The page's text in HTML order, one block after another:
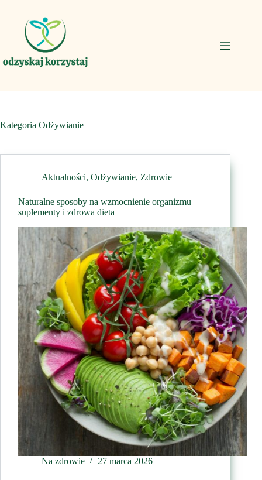
Kategoria Odżywianie
Aktualności, Odżywianie, Zdrowie
Naturalne sposoby na wzmocnienie organizmu –
suplementy i zdrowa dieta
Na zdrowie 27 marca 2026